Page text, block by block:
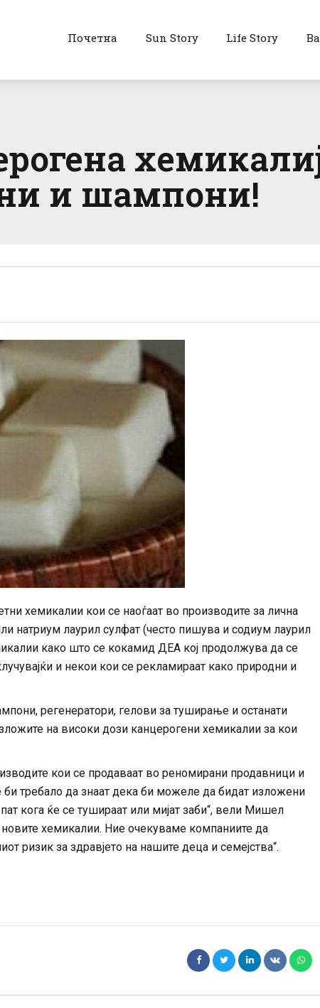
Почетна Sun Story Life Story
и шампони!
хемикалии кои се наоѓаат во производите за лична
натриум лаурил сулфат (често пишува и содиум лаурил
како што се кокамид ДЕА кој продолжува да се
и некои кои се рекламираат како природни и
регенератори, гелови за туширање и останати
на високи дози канцерогени хемикалии за кои
кои се продаваат во реномирани продавници и
би требало да знаат дека би можеле да бидат изложени
кога ќе се тушираат или мијат заби“, вели Мишел
хемикалии. Ние очекуваме компаниите да
ризик за здравјето на нашите деца и семејства“.